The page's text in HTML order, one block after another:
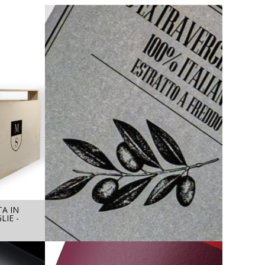
IN
-
OLIO EXTRA VERGINE
D'OLIVA IN LATTINA 3L
LEGGI DI PIÙ